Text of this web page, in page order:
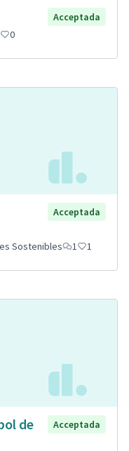
Acceptada
0
Acceptada
Sostenibles 1 1
de
Acceptada